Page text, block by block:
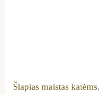
Šlapias maistas katėms,